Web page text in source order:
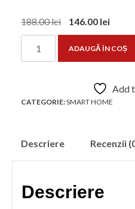
188.00lei
Prețul
inițial
188.00 lei.
146.00 leiPrețul
curent
este:
smart
wifi
si
Tuya
ADAUGĂ ÎN COȘ
Add
CATEGORIE:SMART HOME
Descriere Recenzii
Descriere